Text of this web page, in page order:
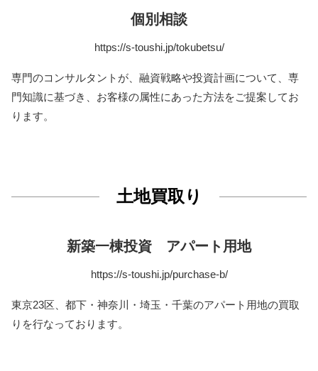
個別相談
https://s-toushi.jp/tokubetsu/
専門のコンサルタントが、融資戦略や投資計画について、専
門知識に基づき、お客様の属性にあった方法をご提案してお
ります。
土地買取り
新築一棟投資 アパート用地
https://s-toushi.jp/purchase-b/
東京23区、都下・神奈川・埼玉・千葉のアパート用地の買取
りを行なっております。